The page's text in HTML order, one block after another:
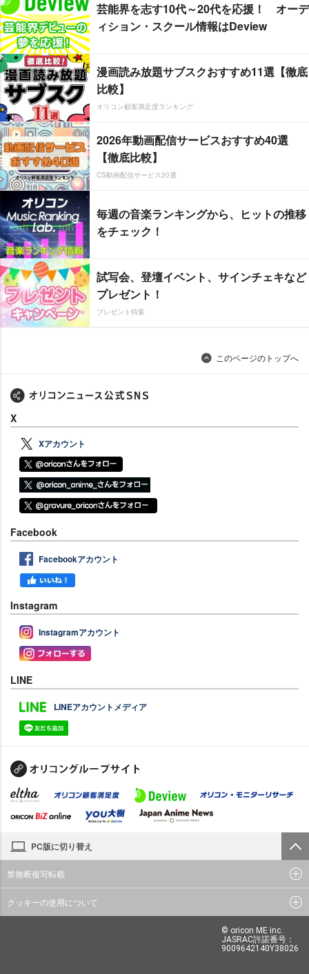
芸能界を志す10代～20代を応援！ オーデ
ィション・スクール情報はDeview
漫画読み放題サブスクおすすめ11選【徹底
比較】
オリコン顧客満足度ランキング
2026年動画配信サービスおすすめ40選
【徹底比較】
CS動画配信サービス20選
毎週の音楽ランキングから、ヒットの推移
をチェック！
試写会、登壇イベント、サインチェキなど
プレゼント！
プレゼント特集
このページのトップへ
X
Xアカウント
Facebook
Facebookアカウント
Instagram
Instagramアカウント
LINE
LINEアカウントメディア
PC版に切り替え
禁無断複写転載
クッキーの使用について
© oricon ME inc.
JASRAC許諾番号：
9009642140Y38026